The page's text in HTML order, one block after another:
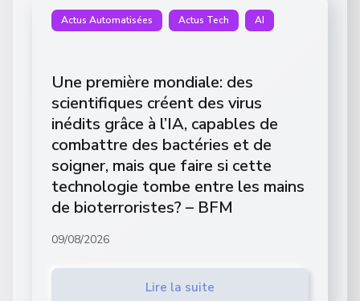
Actus Automatisées Actus Tech AI
Une première mondiale: des
scientifiques créent des virus
inédits grâce à l’IA, capables de
combattre des bactéries et de
soigner, mais que faire si cette
technologie tombe entre les mains
de bioterroristes? – BFM
09/08/2026
Lire la suite